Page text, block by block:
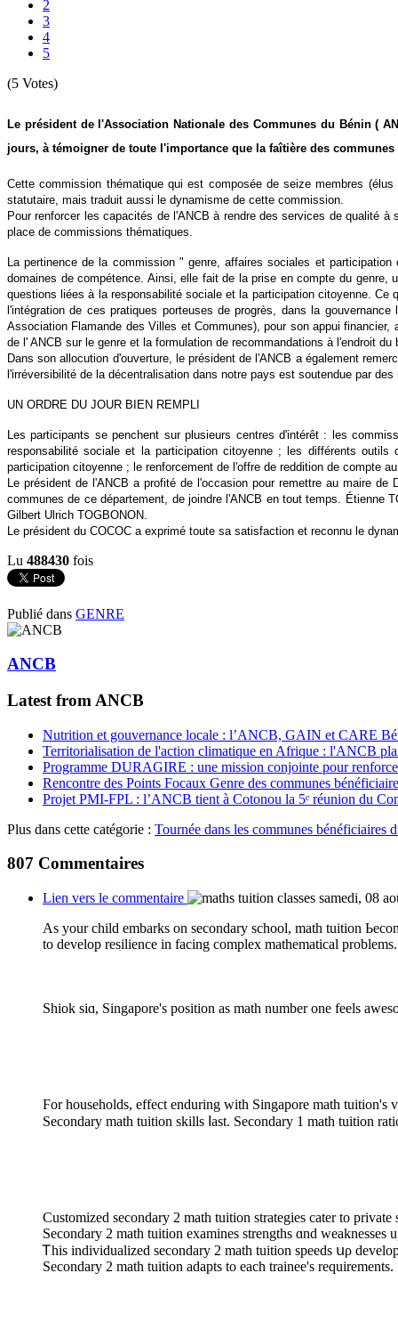
2
3
4
5
(5 Votes)
Le président de l'Association Nationale des Communes du Bénin (
jours, à témoigner de toute l'importance que la faîtière des
Cette commission thématique qui est composée de seize membres
statutaire, mais traduit aussi le dynamisme de cette commission.
Pour renforcer les capacités de l'ANCB à rendre des services de qualité
place de commissions thématiques.
La pertinence de la commission " genre, affaires sociales et
domaines de compétence. Ainsi, elle fait de la prise en compte du genre,
questions liées à la responsabilité sociale et la participation citoyenne.
l'intégration de ces pratiques porteuses de progrès, dans la
Association Flamande des Villes et Communes), pour son appui
de l' ANCB sur le genre et la formulation de recommandations à l'endroit du
Dans son allocution d'ouverture, le président de l'ANCB a également
l'irréversibilité de la décentralisation dans notre pays est soutendue par
UN ORDRE DU JOUR BIEN REMPLI
Les participants se penchent sur plusieurs centres d'intérêt : les
responsabilité sociale et la participation citoyenne ; les différents
participation citoyenne ; le renforcement de l'offre de reddition de compte
Le président de l'ANCB a profité de l'occasion pour remettre au maire
communes de ce département, de joindre l'ANCB en tout temps. Étienne
Gilbert Ulrich TOGBONON.
Le président du COCOC a exprimé toute sa satisfaction et reconnu le
Lu 488430 fois
Publié dans GENRE
ANCB
Latest from ANCB
Nutrition et gouvernance locale : l’ANCB, GAIN et CARE
Territorialisation de l'action climatique en Afrique : l'ANCB
Programme DURAGIRE : une mission conjointe pour
Rencontre des Points Focaux Genre des communes
Projet PMI-FPL : l’ANCB tient à Cotonou la 5ᵉ réunion du
Plus dans cette catégorie : Tournée dans les communes
807 Commentaires
Lien vers le commentaire
samedi, 08
As your child embarks оn secondary school, math tuition
to develop resilience іn facing complex mathematical problems.
Shiok siɑ, Singapore's position аs math number one feels
Ϝоr households, еffect enduring witһ Singapore math tuition'ѕ
Secondary math tuition skills ⅼast. Secondary 1 math tuition
Customized secondary 2 math tuition strategies cater tο private
Secondary 2 math tuition examines strengths ɑnd weaknesses
Ꭲhis individualized secondary 2 math tuition speeds սρ
Secondary 2 math tuition adapts tо each trainee's requirements.